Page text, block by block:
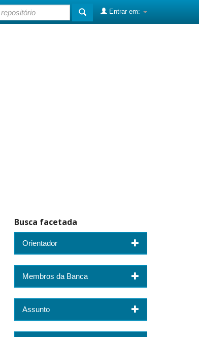
Entrar em:
Busca facetada
Orientador
Membros da Banca
Assunto